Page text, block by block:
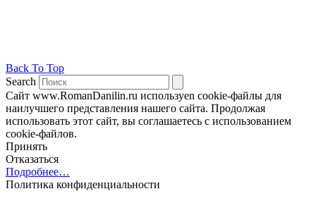
Back To Top
Search
Сайт www.RomanDanilin.ru используеn cookie-файлы для
наилучшего представления нашего сайта. Продолжая
использовать этот сайт, вы соглашаетесь с использованием
cookie-файлов.
Принять
Отказаться
Подробнее…
Политика конфиденциальности